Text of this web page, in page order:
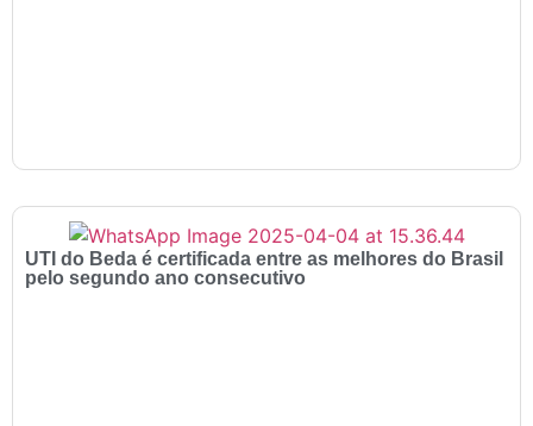
UTI do Beda é certificada entre as melhores do Brasil
pelo segundo ano consecutivo